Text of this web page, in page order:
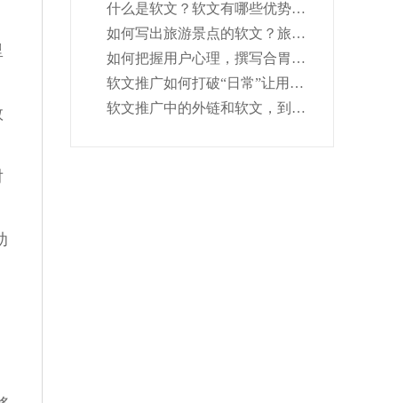
什么是软文？软文有哪些优势？软文写作注意事是什么？
如何写出旅游景点的软文？旅游景点软文写作技巧分享
如何把握用户心理，撰写合胃口的软文推广内容？
软文推广如何打破“日常”让用户有深度体验的机会呢？
软文推广中的外链和软文，到底有什么区别？